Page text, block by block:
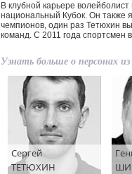
В клубной карьере
национальный Кубок. Он также
чемпионов, один раз Тетюхин
команд. С 2011 года спортсмен
Узнать больше о персонах
Сергей
ТЕТЮХИН